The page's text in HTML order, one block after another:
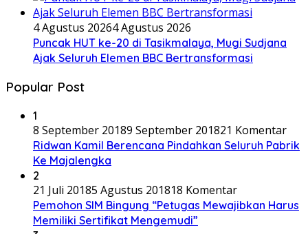
4 Agustus 20264 Agustus 2026
Puncak HUT ke-20 di Tasikmalaya, Mugi Sudjana
Ajak Seluruh Elemen BBC Bertransformasi
Popular Post
1
8 September 20189 September 201821 Komentar
Ridwan Kamil Berencana Pindahkan Seluruh Pabrik
Ke Majalengka
2
21 Juli 20185 Agustus 201818 Komentar
Pemohon SIM Bingung “Petugas Mewajibkan Harus
Memiliki Sertifikat Mengemudi”